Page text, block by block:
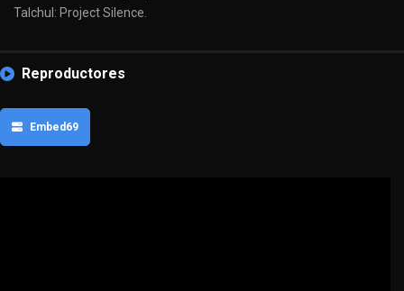
Talchul: Project Silence.
Reproductores
Embed69